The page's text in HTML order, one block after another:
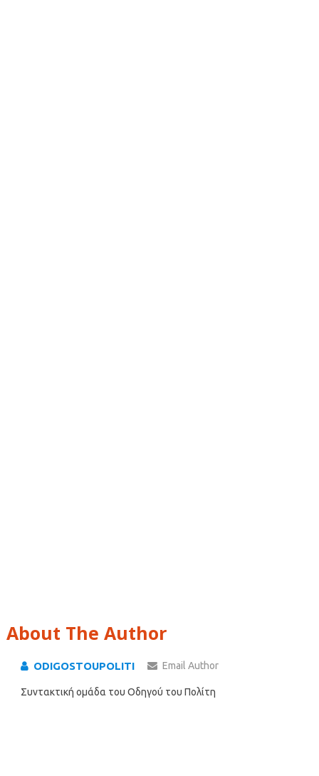
About The Author
ODIGOSTOUPOLITI Email Author
Συντακτική ομάδα του Οδηγού του Πολίτη